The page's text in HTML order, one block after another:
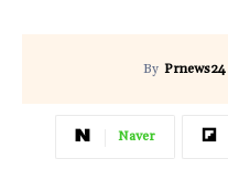
By Prnews24
Naver